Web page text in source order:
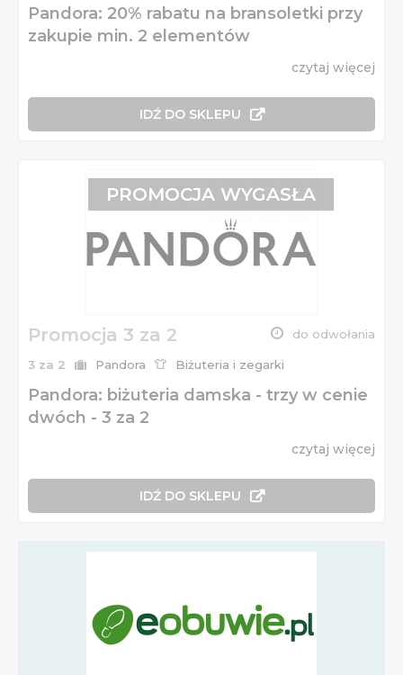
Pandora: 20% rabatu na bransoletki przy
zakupie min. 2 elementów
czytaj więcej
IDŹ DO SKLEPU
Promocja 3 za 2 do odwołania
3 za 2 Pandora Biżuteria i zegarki
Pandora: biżuteria damska - trzy w cenie
dwóch - 3 za 2
czytaj więcej
IDŹ DO SKLEPU
PROMOCJA WYGASŁA